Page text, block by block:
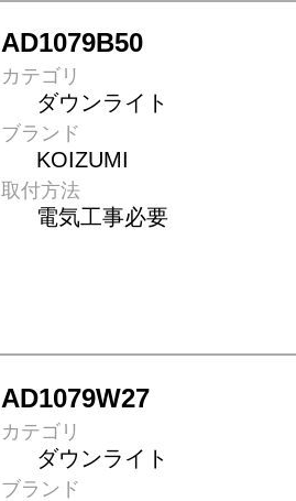
AD1079B50
カテゴリ
ダウンライト
ブランド
KOIZUMI
取付方法
電気工事必要
AD1079W27
カテゴリ
ダウンライト
ブランド